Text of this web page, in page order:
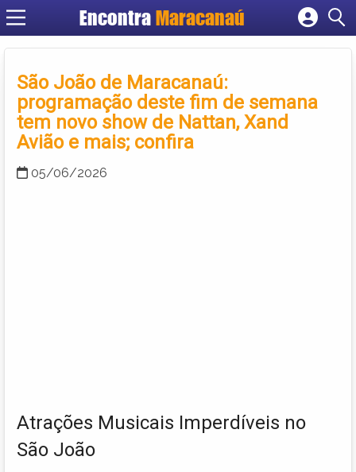
Encontra Maracanaú
Cadastrar empresa
Criar conta
São João de Maracanaú:
programação deste fim de semana
tem novo show de Nattan, Xand
Avião e mais; confira
05/06/2026
Atrações Musicais Imperdíveis no
São João